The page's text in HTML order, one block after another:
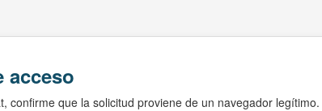
acceso
confirme que la solicitud proviene de un navegador legítimo.